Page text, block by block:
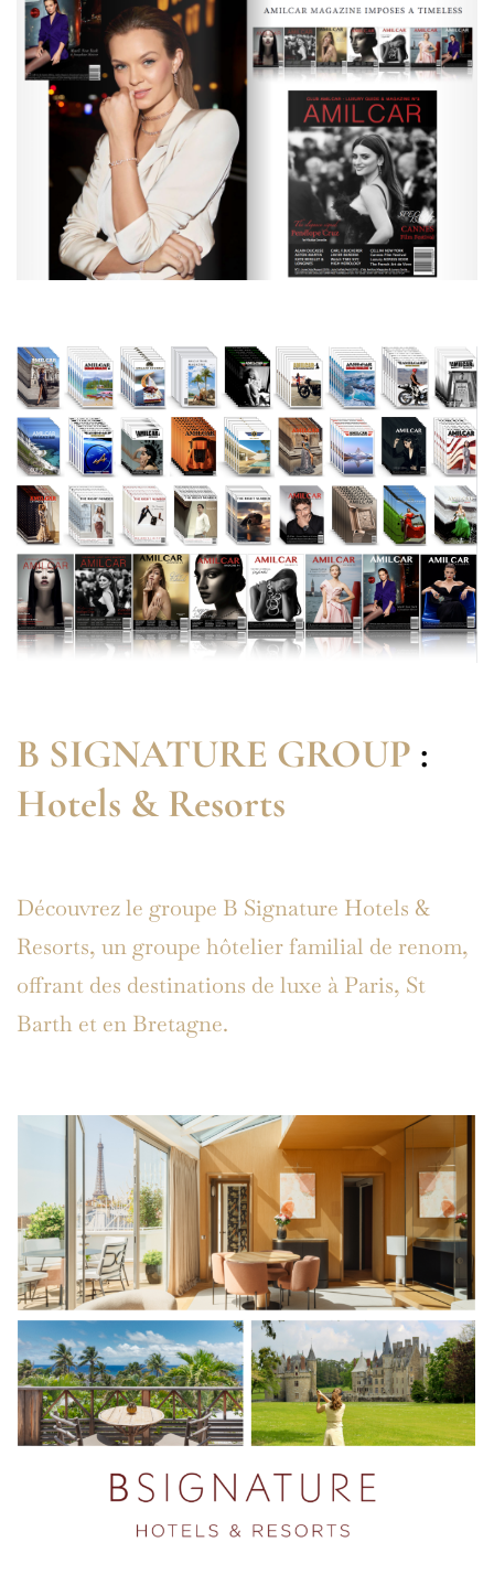
B SIGNATURE GROUP :
Hotels & Resorts
Découvrez le groupe B Signature Hotels &
Resorts, un groupe hôtelier familial de renom,
offrant des destinations de luxe à Paris, St
Barth et en Bretagne.